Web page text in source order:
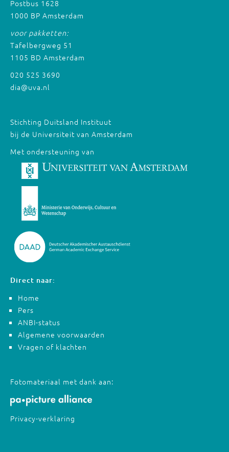
Postbus 1628
1000 BP Amsterdam
voor pakketten:
Tafelbergweg 51
1105 BD Amsterdam
020 525 3690
dia@uva.nl
Stichting Duitsland Instituut
bij de Universiteit van Amsterdam
Met ondersteuning van
Direct naar:
Home
Pers
ANBI-status
Algemene voorwaarden
Vragen of klachten
Fotomateriaal met dank aan:
Privacy-verklaring